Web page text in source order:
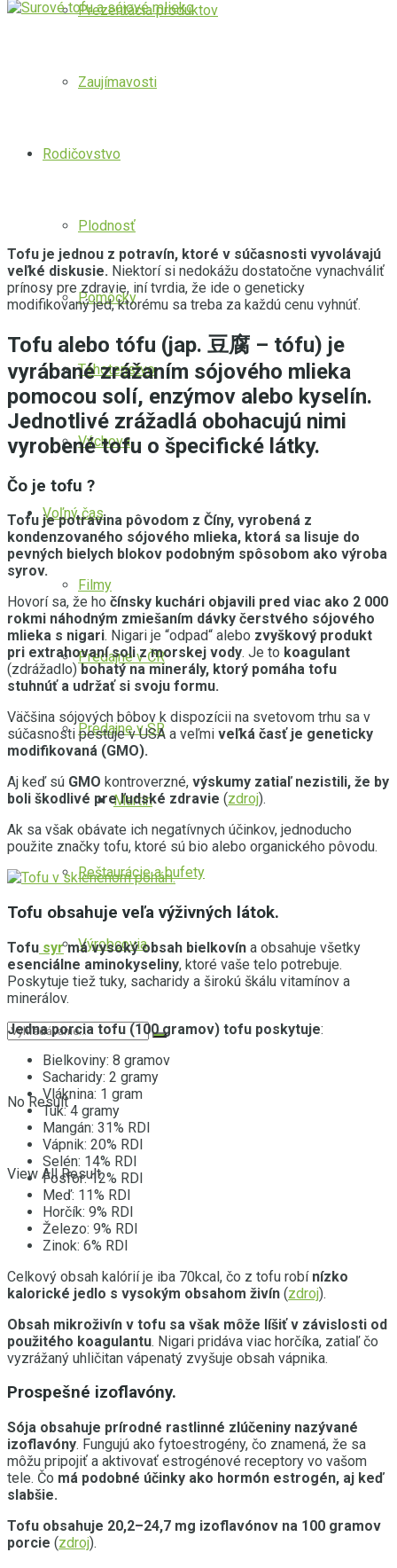
Prezentácia produktov
Zaujímavosti
Rodičovstvo
Plodnosť
Pomôcky
Tehotenstvo
Výchova
Voľný čas
Filmy
Predajne v ČR
Predajne v SR
Martin
Reštaurácie a bufety
Výrobcovia
No Result
View All Result
Tofu je jednou z potravín, ktoré v súčasnosti vyvolávajú
veľké diskusie. Niektorí si nedokážu dostatočne vynachváliť
prínosy pre zdravie, iní tvrdia, že ide o geneticky
modifikovaný jed, ktorému sa treba za každú cenu vyhnúť.
Tofu alebo tófu (jap. 豆腐 – tófu) je
vyrábané zrážaním sójového mlieka
pomocou solí, enzýmov alebo kyselín.
Jednotlivé zrážadlá obohacujú nimi
vyrobené tofu o špecifické látky.
Čo je tofu ?
Tofu je potravina pôvodom z Číny, vyrobená z
kondenzovaného sójového mlieka, ktorá sa lisuje do
pevných bielych blokov podobným spôsobom ako výroba
syrov.
Hovorí sa, že ho čínsky kuchári objavili pred viac ako 2 000
rokmi náhodným zmiešaním dávky čerstvého sójového
mlieka s nigari. Nigari je “odpad“ alebo zvyškový produkt
pri extrahovaní soli z morskej vody. Je to koagulant
(zdrážadlo) bohatý na minerály, ktorý pomáha tofu
stuhnúť a udržať si svoju formu.
Väčšina sójových bôbov k dispozícii na svetovom trhu sa v
súčasnosti pestuje v USA a veľmi veľká časť je geneticky
modifikovaná (GMO).
Aj keď sú GMO kontroverzné, výskumy zatiaľ nezistili, že by
boli škodlivé pre ľudské zdravie (zdroj).
Ak sa však obávate ich negatívnych účinkov, jednoducho
použite značky tofu, ktoré sú bio alebo organického pôvodu.
Tofu obsahuje veľa výživných látok.
Tofu syrmá vysoký obsah bielkovín a obsahuje všetky
esenciálne aminokyseliny, ktoré vaše telo potrebuje.
Poskytuje tiež tuky, sacharidy a širokú škálu vitamínov a
minerálov.
Jedna porcia tofu (100 gramov) tofu poskytuje:
Bielkoviny: 8 gramov
Sacharidy: 2 gramy
Vláknina: 1 gram
Tuk: 4 gramy
Mangán: 31% RDI
Vápnik: 20% RDI
Selén: 14% RDI
Fosfor: 12% RDI
Meď: 11% RDI
Horčík: 9% RDI
Železo: 9% RDI
Zinok: 6% RDI
Celkový obsah kalórií je iba 70kcal, čo z tofu robí nízko
kalorické jedlo s vysokým obsahom živín (zdroj).
Obsah mikroživín v tofu sa však môže líšiť v závislosti od
použitého koagulantu. Nigari pridáva viac horčíka, zatiaľ čo
vyzrážaný uhličitan vápenatý zvyšuje obsah vápnika.
Prospešné izoflavóny.
Sója obsahuje prírodné rastlinné zlúčeniny nazývané
izoflavóny. Fungujú ako fytoestrogény, čo znamená, že sa
môžu pripojiť a aktivovať estrogénové receptory vo vašom
tele. Čo má podobné účinky ako hormón estrogén, aj keď
slabšie.
Tofu obsahuje 20,2–24,7 mg izoflavónov na 100 gramov
porcie (zdroj).